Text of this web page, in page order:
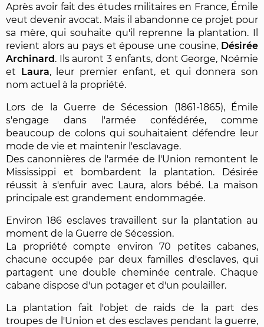
Après avoir fait des études militaires en France, Émile
veut devenir avocat. Mais il abandonne ce projet pour
sa mère, qui souhaite qu'il reprenne la plantation. Il
revient alors au pays et épouse une cousine, Désirée
Archinard. Ils auront 3 enfants, dont George, Noémie
et Laura, leur premier enfant, et qui donnera son
nom actuel à la propriété.
Lors de la Guerre de Sécession (1861-1865), Émile
s'engage dans l'armée confédérée, comme
beaucoup de colons qui souhaitaient défendre leur
mode de vie et maintenir l'esclavage.
Des canonnières de l'armée de l'Union remontent le
Mississippi et bombardent la plantation. Désirée
réussit à s'enfuir avec Laura, alors bébé. La maison
principale est grandement endommagée.
Environ 186 esclaves travaillent sur la plantation au
moment de la Guerre de Sécession.
La propriété compte environ 70 petites cabanes,
chacune occupée par deux familles d'esclaves, qui
partagent une double cheminée centrale. Chaque
cabane dispose d'un potager et d'un poulailler.
La plantation fait l'objet de raids de la part des
troupes de l'Union et des esclaves pendant la guerre,